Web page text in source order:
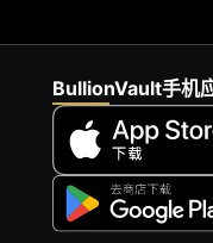
BullionVault手机